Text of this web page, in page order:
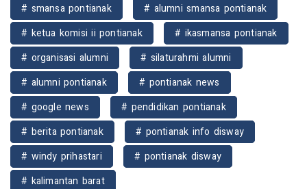
# smansa pontianak
# alumni smansa pontianak
# ketua komisi ii pontianak
# ikasmansa pontianak
# organisasi alumni
# silaturahmi alumni
# alumni pontianak
# pontianak news
# google news
# pendidikan pontianak
# berita pontianak
# pontianak info disway
# windy prihastari
# pontianak disway
# kalimantan barat